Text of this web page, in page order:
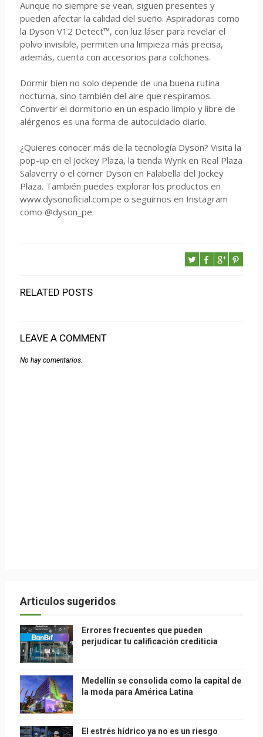
Aunque no siempre se vean, siguen presentes y
pueden afectar la calidad del sueño. Aspiradoras como
la Dyson V12 Detect™, con luz láser para revelar el
polvo invisible, permiten una limpieza más precisa,
además, cuenta con accesorios para colchones.
Dormir bien no solo depende de una buena rutina
nocturna, sino también del aire que respiramos.
Convertir el dormitorio en un espacio limpio y libre de
alérgenos es una forma de autocuidado diario.
¿Quieres conocer más de la tecnología Dyson? Visita la
pop-up en el Jockey Plaza, la tienda Wynk en Real Plaza
Salaverry o el corner Dyson en Falabella del Jockey
Plaza. También puedes explorar los productos en
www.dysonoficial.com.pe o seguirnos en Instagram
como @dyson_pe.
RELATED POSTS
LEAVE A COMMENT
No hay comentarios.
Articulos sugeridos
Errores frecuentes que pueden
perjudicar tu calificación crediticia
Medellín se consolida como la capital de
la moda para América Latina
El estrés hídrico ya no es un riesgo